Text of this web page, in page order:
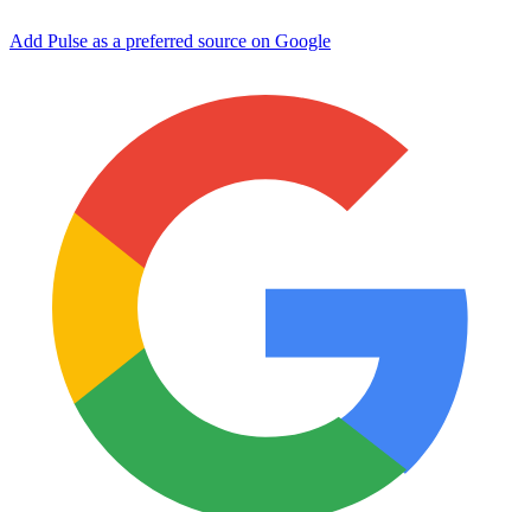
Add Pulse as a preferred source on Google